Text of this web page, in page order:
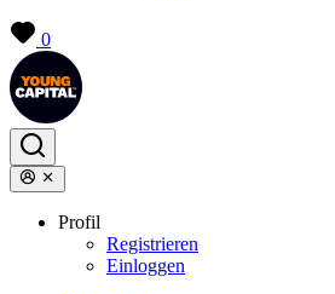
0
Profil
Registrieren
Einloggen